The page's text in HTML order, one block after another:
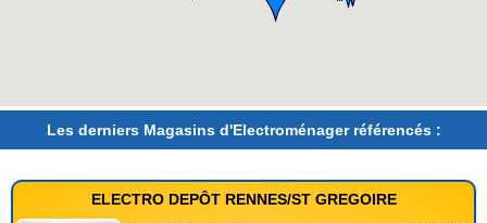
Les derniers Magasins d'Electroménager référencés :
ELECTRO DEPÔT RENNES/ST GREGOIRE